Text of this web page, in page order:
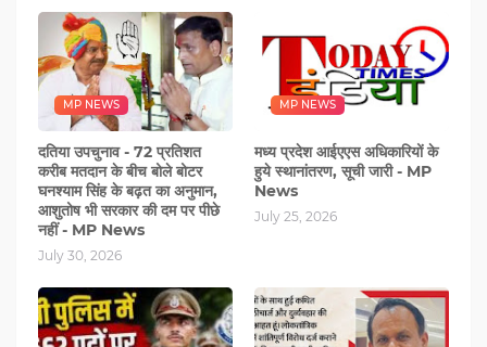
MP NEWS
दतिया उपचुनाव - 72 प्रतिशत
करीब मतदान के बीच बोले बोटर
घनश्‍याम सिंह के बढ़त का अनुमान,
आशुतोष भी सरकार की दम पर पीछे
नहीं - MP News
July 30, 2026
MP NEWS
मध्य प्रदेश आईएएस अधिकारियों के
हुये स्‍थानांतरण, सूची जारी - MP
News
July 25, 2026